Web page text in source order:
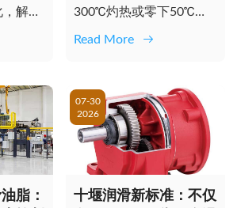
解读
前瞻
300℃灼热或零下50℃严
寒中顺畅运行，延长寿
Read More
脂：
07-30
2026
十堰润滑新标准：不仅